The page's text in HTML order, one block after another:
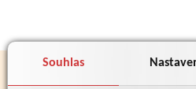
Souhlas